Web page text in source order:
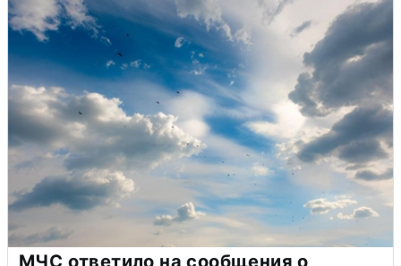
МЧС ответило на сообщения о